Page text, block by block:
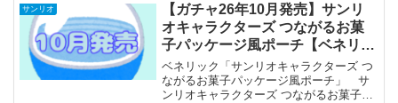
サンリオ
【ガチャ26年10月発売】サンリ
オキャラクターズ つながるお菓
子パッケージ風ポーチ【ベネリッ
ク】
ベネリック「サンリオキャラクターズ つ
ながるお菓子パッケージ風ポーチ」 サ
ンリオキャラクターズ つながるお菓子パ